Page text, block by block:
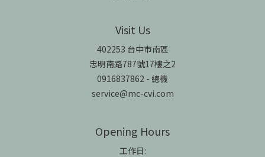
Visit Us
402253 台中市南區
忠明南路787號17樓之2
0916837862 - 總機
service@mc-cvi.com
Opening Hours
工作日: